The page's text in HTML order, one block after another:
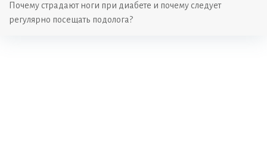
Почему страдают ноги при диабете и почему следует
регулярно посещать подолога?